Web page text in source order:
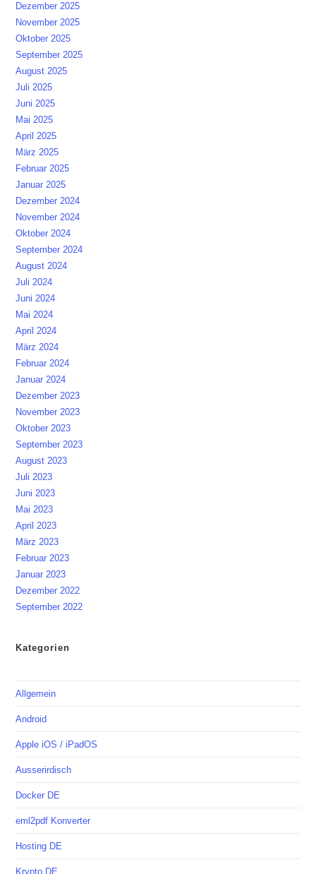
Dezember 2025
November 2025
Oktober 2025
September 2025
August 2025
Juli 2025
Juni 2025
Mai 2025
April 2025
März 2025
Februar 2025
Januar 2025
Dezember 2024
November 2024
Oktober 2024
September 2024
August 2024
Juli 2024
Juni 2024
Mai 2024
April 2024
März 2024
Februar 2024
Januar 2024
Dezember 2023
November 2023
Oktober 2023
September 2023
August 2023
Juli 2023
Juni 2023
Mai 2023
April 2023
März 2023
Februar 2023
Januar 2023
Dezember 2022
September 2022
Kategorien
Allgemein
Android
Apple iOS / iPadOS
Ausserirdisch
Docker DE
eml2pdf Konverter
Hosting DE
Krypto DE